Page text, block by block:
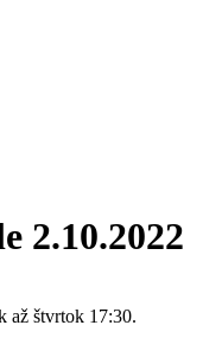
2.10.2022
až štvrtok 17:30.